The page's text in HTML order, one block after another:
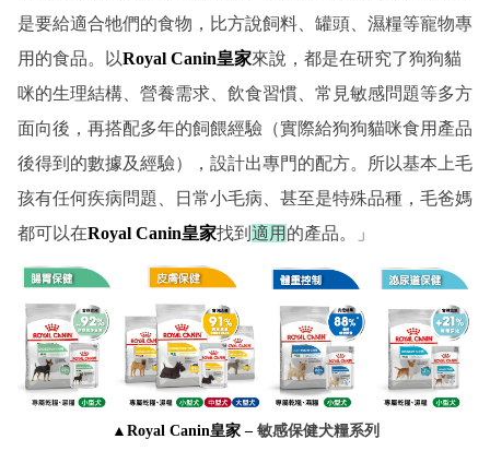
是要給適合牠們的食物，比方說飼料、罐頭、濕糧等寵物專
用的食品。以Royal Canin皇家來說，都是在研究了狗狗貓
咪的生理結構、營養需求、飲食習慣、常見敏感問題等多方
面向後，再搭配多年的飼餵經驗（實際給狗狗貓咪食用產品
後得到的數據及經驗），設計出專門的配方。所以基本上毛
孩有任何疾病問題、日常小毛病、甚至是特殊品種，毛爸媽
都可以在Royal Canin皇家找到 適用 的產品。」
▲Royal Canin皇家 – 敏感保健犬糧系列